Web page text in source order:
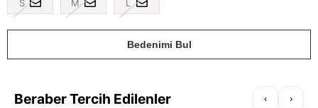
S M L
Bedenimi Bul
Beraber Tercih Edilenler ‹ ›